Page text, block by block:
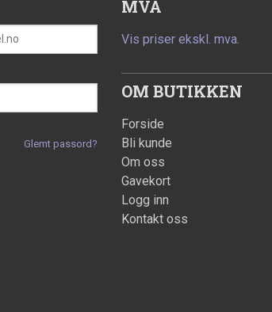
Glemt passord?
MVA
Vis priser ekskl. mva.
OM BUTIKKEN
Forside
Bli kunde
Om oss
Gavekort
Logg inn
Kontakt oss